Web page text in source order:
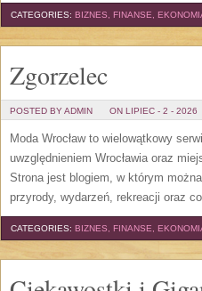
CATEGORIES: BIZNES, FINANSE,
Zgorzelec
POSTED BY ADMIN ON LIPIEC - 2 - 2026
Moda Wrocław to wielowątkowy
uwzględnieniem Wrocławia oraz
Strona jest blogiem, w którym
przyrody, wydarzeń, rekreacji oraz
CATEGORIES: BIZNES, FINANSE,